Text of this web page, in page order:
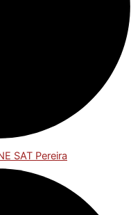
SAT Pereira